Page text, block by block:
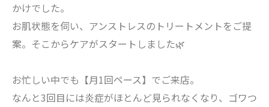
かけでした。
お肌状態を伺い、アンストレスのトリートメントをご提
案。そこからケアがスタートしました🌿
お忙しい中でも【月1回ペース】でご来店。
なんと3回目には炎症がほとんど見られなくなり、ゴワつ